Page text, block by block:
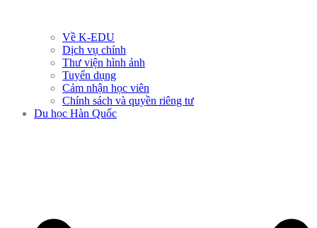
Về K-EDU
Dịch vụ chính
Thư viện hình ảnh
Tuyển dụng
Cảm nhận học viên
Chính sách và quyền riêng tư
Du học Hàn Quốc